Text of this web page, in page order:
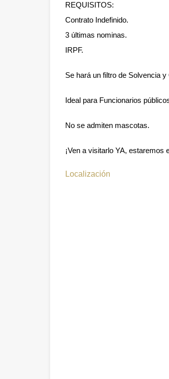
REQUISITOS:
Contrato Indefinido.
3 últimas nominas.
IRPF.
Se hará un filtro de Solvencia
Ideal para Funcionarios
No se admiten mascotas.
¡Ven a visitarlo YA, estaremos
Localización